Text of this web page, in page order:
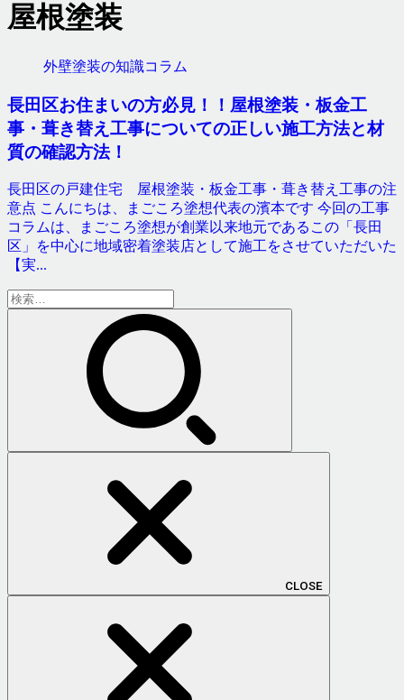
屋根塗装
外壁塗装の知識コラム
長田区お住まいの方必見！！屋根塗装・板金工
事・葺き替え工事についての正しい施工方法と材
質の確認方法！
長田区の戸建住宅 屋根塗装・板金工事・葺き替え工事の注
意点 こんにちは、まごころ塗想代表の濱本です 今回の工事
コラムは、まごころ塗想が創業以来地元であるこの「長田
区」を中心に地域密着塗装店として施工をさせていただいた
【実...
検
索:
CLOSE